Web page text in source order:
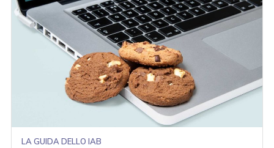
LA GUIDA DELLO IAB